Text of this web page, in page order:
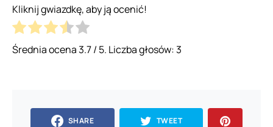
Kliknij gwiazdkę, aby ją ocenić!
Średnia ocena3.7/ 5. Liczba głosów:3
SHARE TWEET